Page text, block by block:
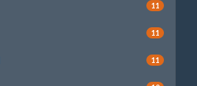
11
11
11